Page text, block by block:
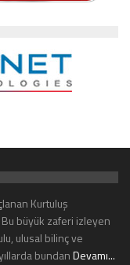
Kurtuluş
Bu büyük zaferi izleyen
ulusal bilinç ve
bundanDevamı...